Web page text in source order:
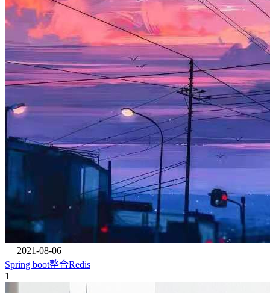
2021-08-06
Spring boot整合Redis
1